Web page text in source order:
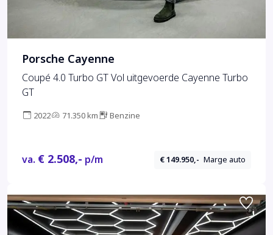
Porsche Cayenne
Coupé 4.0 Turbo GT Vol uitgevoerde Cayenne Turbo
GT
2022 71.350 km Benzine
va. € 2.508,- p/m € 149.950,- Marge auto